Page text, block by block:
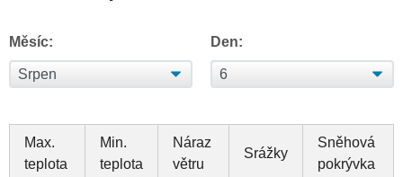
Měsíc: Den:
Max.
teplota
Min.
teplota
Náraz
větru
Srážky
Sněhová
pokrývka